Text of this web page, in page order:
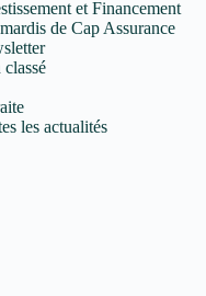
et Financement
de Cap Assurance
les actualités